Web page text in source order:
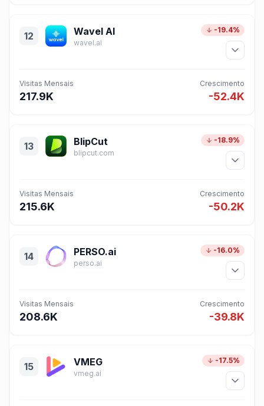
12 Wavel AI
wavel.ai
-19.4%
Visitas Mensais
217.9K
Crescimento
-52.4K
13 BlipCut
blipcut.com
-18.9%
Visitas Mensais
215.6K
Crescimento
-50.2K
14 PERSO.ai
perso.ai
-16.0%
Visitas Mensais
208.6K
Crescimento
-39.8K
15 VMEG
vmeg.ai
-17.5%